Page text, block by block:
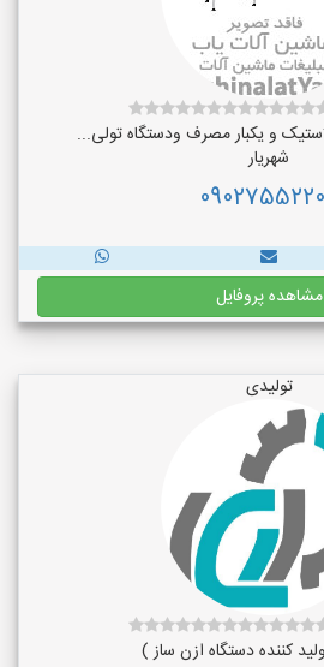
و یکبار مصرف ودستگاه تولی...
شهریار
مشاهده پروفایل
تولیدی
کننده دستگاه ازن ساز )